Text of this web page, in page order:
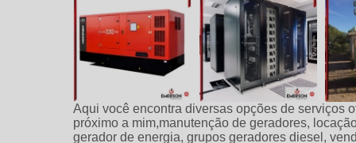
Aqui você encontra diversas opções de serviços
próximo a mim,manutenção de geradores,
gerador de energia, grupos geradores diesel,